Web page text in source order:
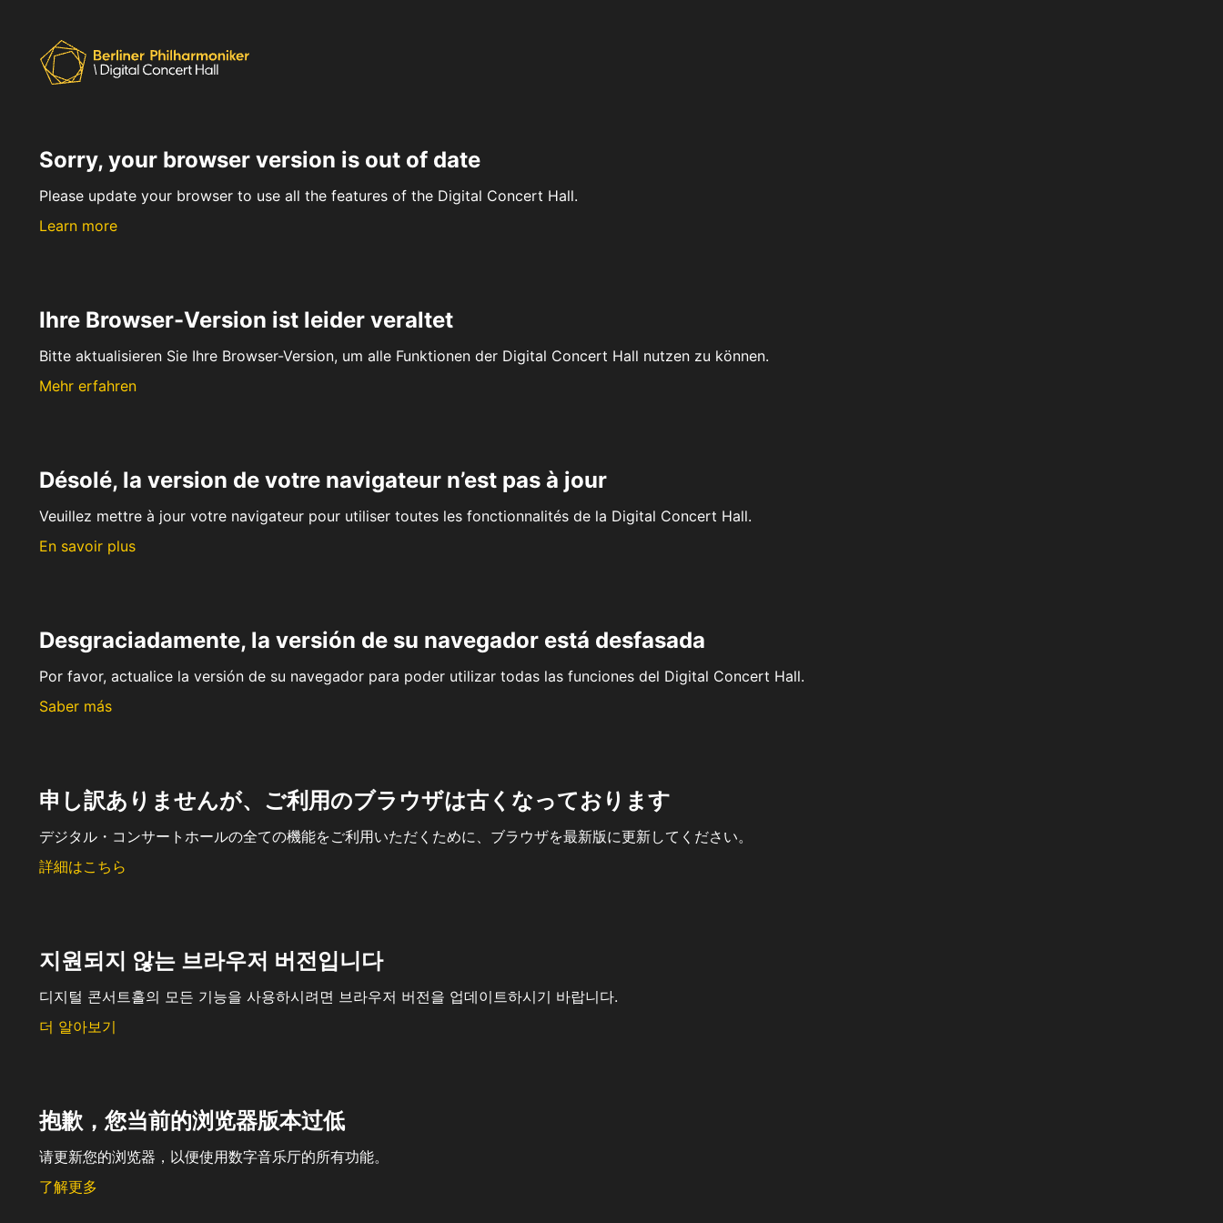
Sorry, your browser version is out of date
Please update your browser to use all the features of the Digital Concert Hall.
Learn more
Ihre Browser-Version ist leider veraltet
Bitte aktualisieren Sie Ihre Browser-Version, um alle Funktionen der Digital Concert Hall nutzen zu können.
Mehr erfahren
Désolé, la version de votre navigateur n’est pas à jour
Veuillez mettre à jour votre navigateur pour utiliser toutes les fonctionnalités de la Digital Concert Hall.
En savoir plus
Desgraciadamente, la versión de su navegador está desfasada
Por favor, actualice la versión de su navegador para poder utilizar todas las funciones del Digital Concert Hall.
Saber más
申し訳ありませんが、ご利用のブラウザは古くなっております
デジタル・コンサートホールの全ての機能をご利用いただくために、ブラウザを最新版に更新してください。
詳細はこちら
지원되지 않는 브라우저 버전입니다
디지털 콘서트홀의 모든 기능을 사용하시려면 브라우저 버전을 업데이트하시기 바랍니다.
더 알아보기
抱歉，您当前的浏览器版本过低
请更新您的浏览器，以便使用数字音乐厅的所有功能。
了解更多